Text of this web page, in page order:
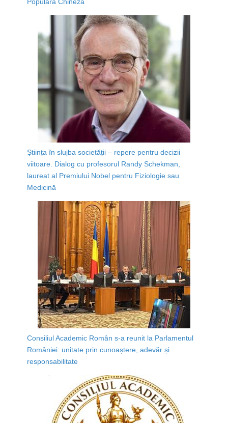
Știința în slujba societății – repere pentru decizii
viitoare. Dialog cu profesorul Randy Schekman,
laureat al Premiului Nobel pentru Fiziologie sau
Medicină
Consiliul Academic Român s-a reunit la Parlamentul
României: unitate prin cunoaștere, adevăr și
responsabilitate